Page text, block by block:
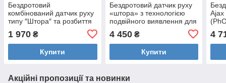
Бездротовий
комбінований датчик руху
типу ″Штора″ та розбиття
скла U-Prox PIR Combi VB
Black
1 970 ₴
Купити
Бездротовий датчик руху
«штора» з технологією
подвійного виявлення для
використання на вулиці та
у приміщенні Ajax Curtain
Outdoor
4 450₴
Купити
Ajax
4
Акційні пропозиції та новинки